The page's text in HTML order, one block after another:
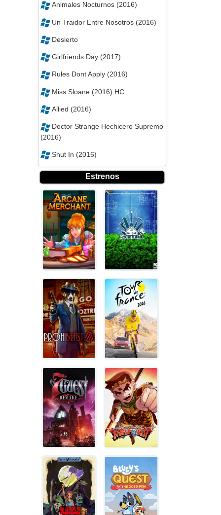
Animales Nocturnos (2016)
Un Traidor Entre Nosotros (2016)
Desierto
Girlfriends Day (2017)
Rules Dont Apply (2016)
Miss Sloane (2016) HC
Allied (2016)
Doctor Strange Hechicero Supremo
(2016)
Shut In (2016)
Estrenos